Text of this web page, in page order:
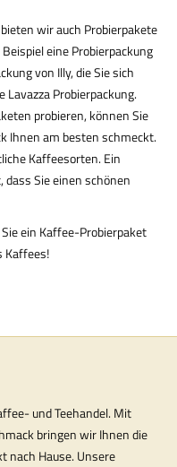
wir auch Probierpakete
eine Probierpackung
von Illy, die Sie sich
Probierpackung.
probieren, können Sie
Ihnen am besten schmeckt.
Kaffeesorten. Ein
Sie einen schönen
ein Kaffee-Probierpaket
Kaffees!
und Teehandel. Mit
bringen wir Ihnen die
nach Hause. Unsere